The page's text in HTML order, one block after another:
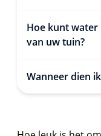
Hoe kunt
van uw tuin?
Wanneer dien